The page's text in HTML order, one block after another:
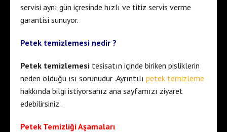
servisi aynı gün içresinde hızlı ve titiz servis verme
garantisi sunuyor.
Petek temizlemesi nedir ?
Petek temizlemesi tesisatın içinde biriken pisliklerin
neden olduğu ısı sorunudur .Ayrıntılı petek temizleme
hakkında bilgi istiyorsanız ana sayfamızı ziyaret
edebilirsiniz .
Petek Temizliği Aşamaları